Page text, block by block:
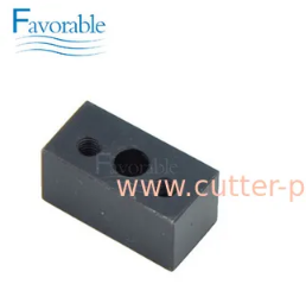
সাইট
PRIVACY
POLICY